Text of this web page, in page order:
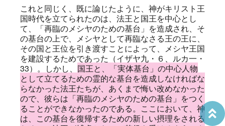
これと同じく、既に論じたように、神がキリスト王
国時代を立てられたのは、法王と国王を中心とし
て、「再臨のメシヤのための基台」を造成され、そ
の基台の上で、メシヤとして再臨なさる王の王に、
その国と王位を引き渡すことによって、メシヤ王国
を建設するためであった（イザヤ九・６、ルカ一・
33）。しかし、 国王と、「実体基台」の中心人物
として立てるための霊的な基台を造成しなければな
らなかった法王たちが、あくまで悔い改めなかった
ので、彼らは「再臨のメシヤのための基台」をつく
ることができなかったのである。ここにおいて、神
は、この基台を復帰するための新しい摂理をされる